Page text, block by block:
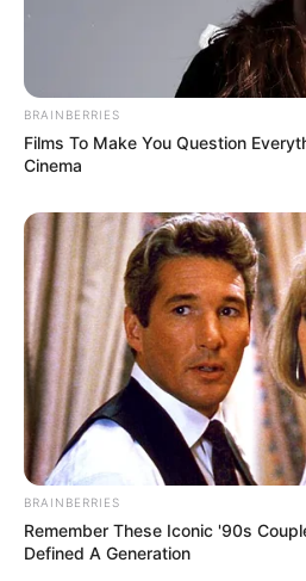
BRAINBERRIES
Films To Make You Question
Cinema
BRAINBERRIES
Remember These Iconic '90s
Defined A Generation